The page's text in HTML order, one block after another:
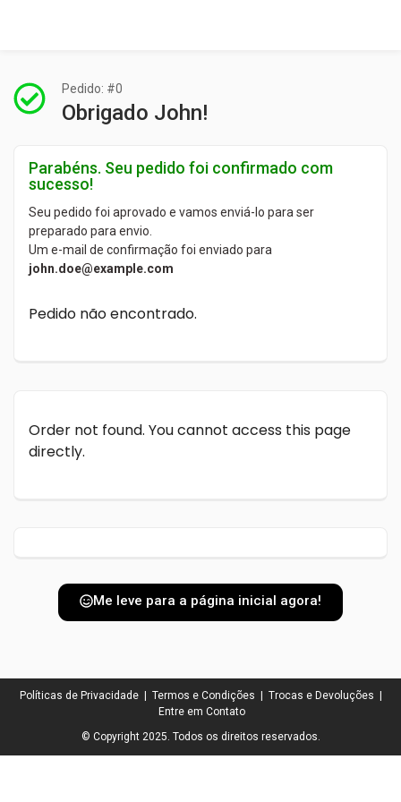
Pedido: #0
Obrigado John!
Parabéns. Seu pedido foi confirmado com
sucesso!
Seu pedido foi aprovado e vamos enviá-lo para ser
preparado para envio.
Um e-mail de confirmação foi enviado para
john.doe@example.com
Pedido não encontrado.
Order not found. You cannot access this page
directly.
Me leve para a página inicial agora!
Políticas de Privacidade| Termos e Condições Trocas e Devoluções
Entre em Contato
© Copyright 2025. Todos os direitos reservados.